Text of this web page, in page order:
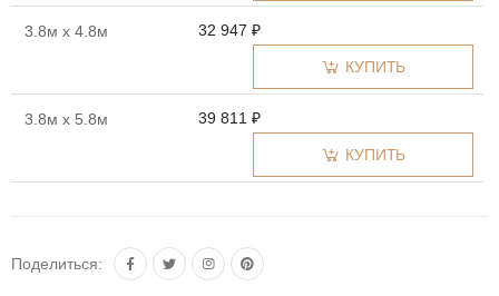
3.8м x 4.8м 32 947 ₽
КУПИТЬ
3.8м x 5.8м 39 811 ₽
КУПИТЬ
Поделиться: